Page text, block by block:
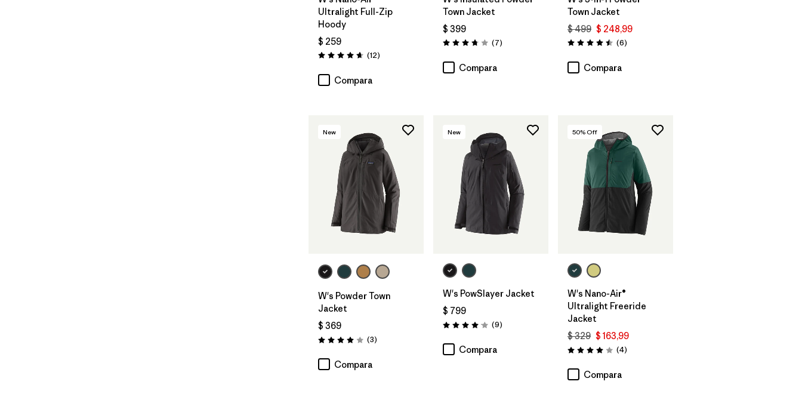
Ultralight Full-Zip
Hoody
$ 259
Valoración: 4.7 / 5
(12Comentarios
)
Compara
Town Jacket
$ 399
Valoración: 3.7 / 5
(7Comentarios
)
Compara
Town Jacket
$ 499 $ 248,99
Valoración: 4.5 / 5
(6Comentarios
)
Compara
New
W's Powder Town
Jacket
$ 369
Valoración: 4.0 / 5
(3Comentarios
)
Compara
New
W's PowSlayer Jacket
$ 799
Valoración: 4.1 / 5
(9Comentarios
)
Compara
50% Off
W's Nano-Air®
Ultralight Freeride
Jacket
$ 329 $ 163,99
Valoración: 4.0 / 5
(4Comentarios
)
Compara